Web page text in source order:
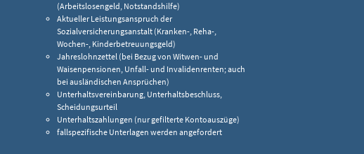
(Arbeitslosengeld, Notstandshilfe)
Aktueller Leistungsanspruch der
Sozialversicherungsanstalt (Kranken-, Reha-,
Wochen-, Kinderbetreuungsgeld)
Jahreslohnzettel (bei Bezug von Witwen- und
Waisenpensionen, Unfall- und Invalidenrenten; auch
bei ausländischen Ansprüchen)
Unterhaltsvereinbarung, Unterhaltsbeschluss,
Scheidungsurteil
Unterhaltszahlungen (nur gefilterte Kontoauszüge)
fallspezifische Unterlagen werden angefordert